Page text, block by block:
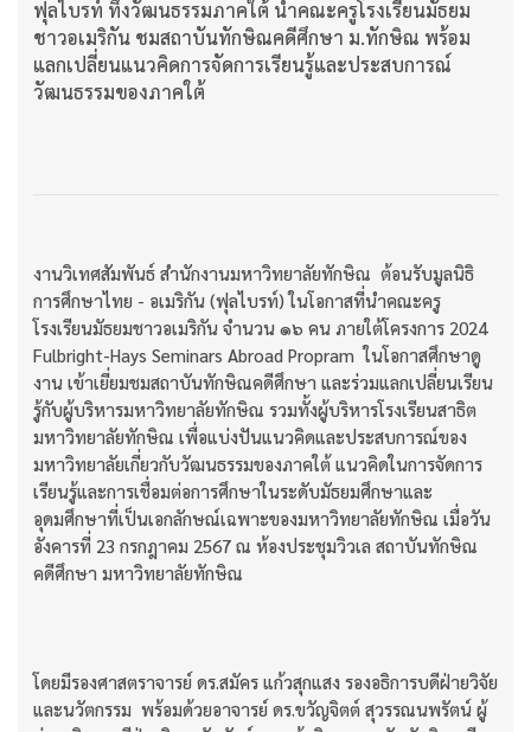
ฟุลไบรท์ ทึ่งวัฒนธรรมภาคใต้ นำคณะครูโรงเรียนมัธยม
ชาวอเมริกัน ชมสถาบันทักษิณคดีศึกษา ม.ทักษิณ พร้อม
แลกเปลี่ยนแนวคิดการจัดการเรียนรู้และประสบการณ์
วัฒนธรรมของภาคใต้
งานวิเทศสัมพันธ์ สำนักงานมหาวิทยาลัยทักษิณ ต้อนรับมูลนิธิ
การศึกษาไทย - อเมริกัน (ฟุลไบรท์) ในโอกาสที่นำคณะครู
โรงเรียนมัธยมชาวอเมริกัน จำนวน ๑๖ คน ภายใต้โครงการ 2024
Fulbright-Hays Seminars Abroad Propram ในโอกาสศึกษาดู
งาน เข้าเยี่ยมชมสถาบันทักษิณคดีศึกษา และร่วมแลกเปลี่ยนเรียน
รู้กับผู้บริหารมหาวิทยาลัยทักษิณ รวมทั้งผู้บริหารโรงเรียนสาธิต
มหาวิทยาลัยทักษิณ เพื่อแบ่งปันแนวคิดและประสบการณ์ของ
มหาวิทยาลัยเกี่ยวกับวัฒนธรรมของภาคใต้ แนวคิดในการจัดการ
เรียนรู้และการเชื่อมต่อการศึกษาในระดับมัธยมศึกษาและ
อุดมศึกษาที่เป็นเอกลักษณ์เฉพาะของมหาวิทยาลัยทักษิณ เมื่อวัน
อังคารที่ 23 กรกฎาคม 2567 ณ ห้องประชุมวิวเล สถาบันทักษิณ
คดีศึกษา มหาวิทยาลัยทักษิณ
โดยมีรองศาสตราจารย์ ดร.สมัคร แก้วสุกแสง รองอธิการบดีฝ่ายวิจัย
และนวัตกรรม พร้อมด้วยอาจารย์ ดร.ขวัญจิตต์ สุวรรณนพรัตน์ ผู้